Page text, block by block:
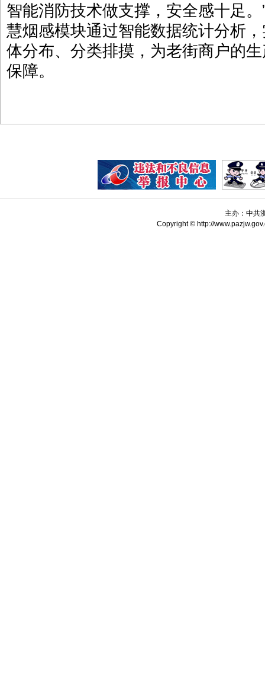
智能消防技术做支撑，安全感十足
慧烟感模块通过智能数据统计分析
体分布、分类排摸，为老街商户的
保障。
主办：中共
Copyright © http://